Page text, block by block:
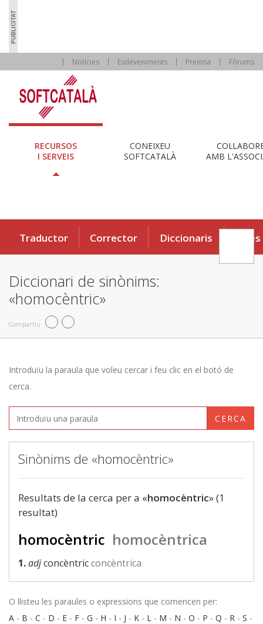
Notícies Esdeveniments Premsa Fòrums
RECURSOS
I SERVEIS
CONEIXEU
SOFTCATALÀ
AMB
Traductor Corrector Diccionaris Eines
Diccionari de sinònims:
«homocèntric»
Compartiu
Introduïu la paraula que voleu cercar i feu clic en el botó de
cerca.
CERCA
Sinònims de «homocèntric»
Resultats de la cerca per a «homocèntric» (1
resultat)
homocèntric homocèntrica
1.adjconcèntricconcèntrica
O llisteu les paraules o expressions que comencen per:
A - B - C - D - E - F - G - H - I - J - K - L - M - N - O - P - Q - R - S -